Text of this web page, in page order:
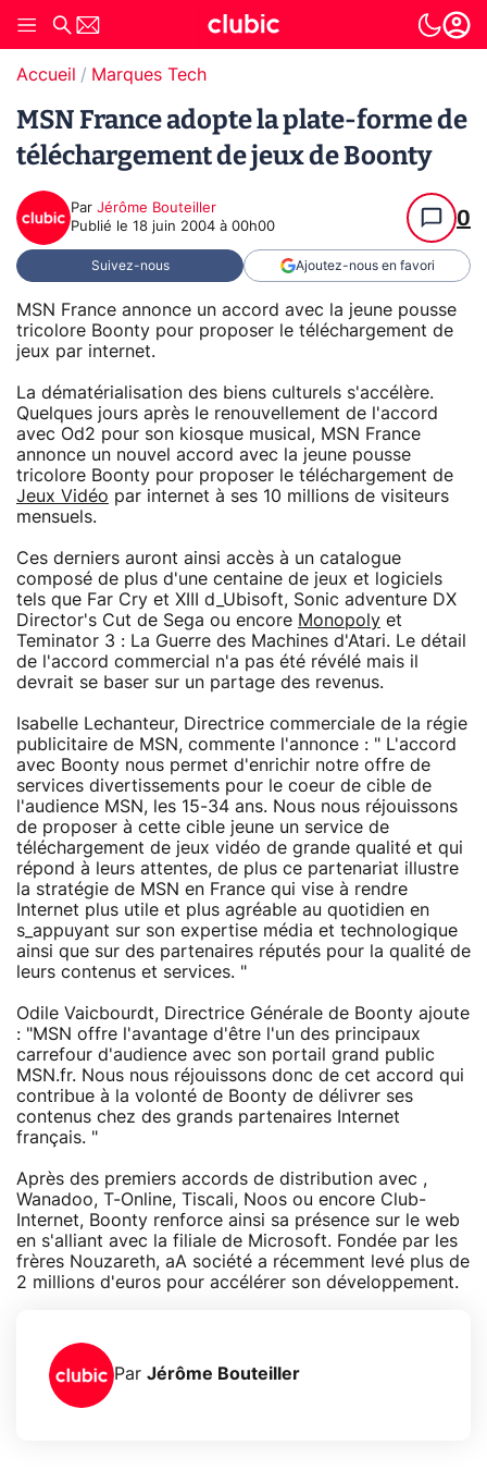
Accueil Marques Tech
MSN France adopte la plate-forme de
téléchargement de jeux de Boonty
Par Jérôme Bouteiller
Publié le 18 juin 2004 à 00h00 0
Suivez-nous Ajoutez-nous en favori
MSN France annonce un accord avec la jeune pousse
tricolore Boonty pour proposer le téléchargement de
jeux par internet.
La dématérialisation des biens culturels s'accélère.
Quelques jours après le renouvellement de l'accord
avec Od2 pour son kiosque musical, MSN France
annonce un nouvel accord avec la jeune pousse
tricolore Boonty pour proposer le téléchargement de
Jeux Vidéo par internet à ses 10 millions de visiteurs
mensuels.
Ces derniers auront ainsi accès à un catalogue
composé de plus d'une centaine de jeux et logiciels
tels que Far Cry et XIII d_Ubisoft, Sonic adventure DX
Director's Cut de Sega ou encore Monopoly et
Teminator 3 : La Guerre des Machines d'Atari. Le détail
de l'accord commercial n'a pas été révélé mais il
devrait se baser sur un partage des revenus.
Isabelle Lechanteur, Directrice commerciale de la régie
publicitaire de MSN, commente l'annonce : " L'accord
avec Boonty nous permet d'enrichir notre offre de
services divertissements pour le coeur de cible de
l'audience MSN, les 15-34 ans. Nous nous réjouissons
de proposer à cette cible jeune un service de
téléchargement de jeux vidéo de grande qualité et qui
répond à leurs attentes, de plus ce partenariat illustre
la stratégie de MSN en France qui vise à rendre
Internet plus utile et plus agréable au quotidien en
s_appuyant sur son expertise média et technologique
ainsi que sur des partenaires réputés pour la qualité de
leurs contenus et services. "
Odile Vaicbourdt, Directrice Générale de Boonty ajoute
: "MSN offre l'avantage d'être l'un des principaux
carrefour d'audience avec son portail grand public
MSN.fr. Nous nous réjouissons donc de cet accord qui
contribue à la volonté de Boonty de délivrer ses
contenus chez des grands partenaires Internet
français. "
Après des premiers accords de distribution avec ,
Wanadoo, T-Online, Tiscali, Noos ou encore Club-
Internet, Boonty renforce ainsi sa présence sur le web
en s'alliant avec la filiale de Microsoft. Fondée par les
frères Nouzareth, aA société a récemment levé plus de
2 millions d'euros pour accélérer son développement.
Par Jérôme Bouteiller